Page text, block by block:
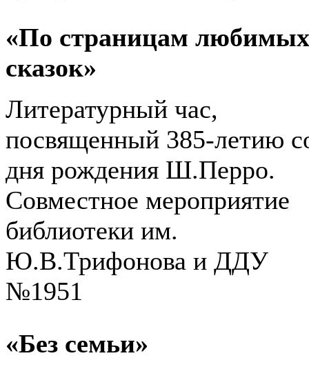
«По страницам любимых
сказок»
Литературный час,
посвященный 385-летию
дня рождения Ш.Перро.
Совместное мероприятие
библиотеки им.
Ю.В.Трифонова и ДДУ
№1951
«Без семьи»